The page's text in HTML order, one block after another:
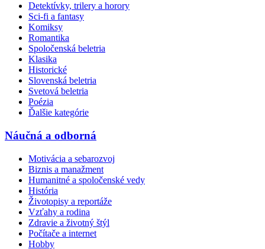
Detektívky, trilery a horory
Sci-fi a fantasy
Komiksy
Romantika
Spoločenská beletria
Klasika
Historické
Slovenská beletria
Svetová beletria
Poézia
Ďalšie kategórie
Náučná a odborná
Motivácia a sebarozvoj
Biznis a manažment
Humanitné a spoločenské vedy
História
Životopisy a reportáže
Vzťahy a rodina
Zdravie a životný štýl
Počítače a internet
Hobby